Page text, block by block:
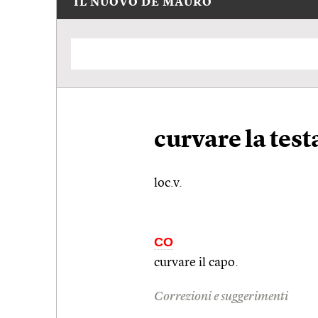
IL NUOVO DE MAURO
curvare la
loc.v.
CO
curvare il capo.
Correzioni e suggerimenti